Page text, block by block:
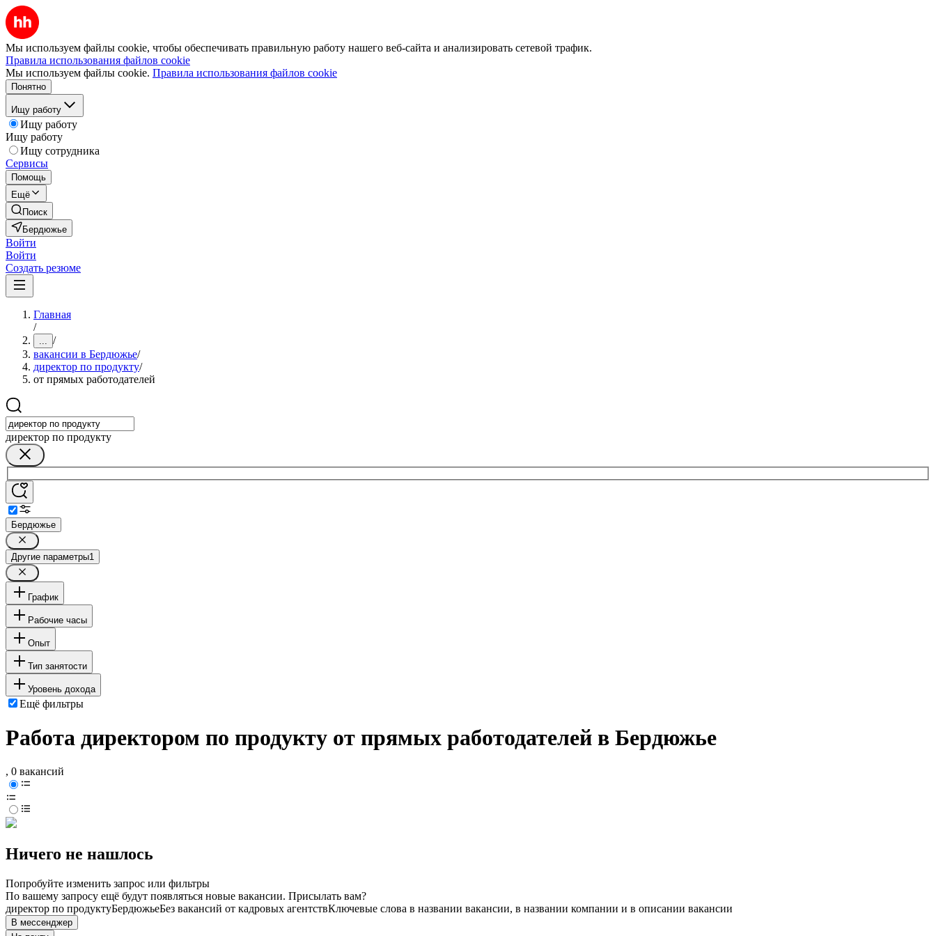
Мы используем файлы cookie, чтобы обеспечивать правильную работу нашего веб-сайта и анализировать сетевой трафик.
Правила использования файлов cookie
Мы используем файлы cookie. Правила использования файлов cookie
Понятно
Ищу работу
Ищу работу
Ищу работу
Ищу сотрудника
Сервисы
Помощь
Ещё
Поиск
Бердюжье
Войти
Войти
Создать резюме
Главная
/
... /
вакансии в Бердюжье/
директор по продукту/
от прямых работодателей
директор по продукту
Бердюжье
Другие параметры1
График
Рабочие часы
Опыт
Тип занятости
Уровень дохода
Ещё фильтры
Работа директором по продукту от прямых работодателей в Бердюжье
, 0 вакансий
Ничего не нашлось
Попробуйте изменить запрос или фильтры
По вашему запросу ещё будут появляться новые вакансии. Присылать вам?
директор по продуктуБердюжьеБез вакансий от кадровых агентствКлючевые слова в названии вакансии, в названии компании и в описании вакансии
В мессенджер